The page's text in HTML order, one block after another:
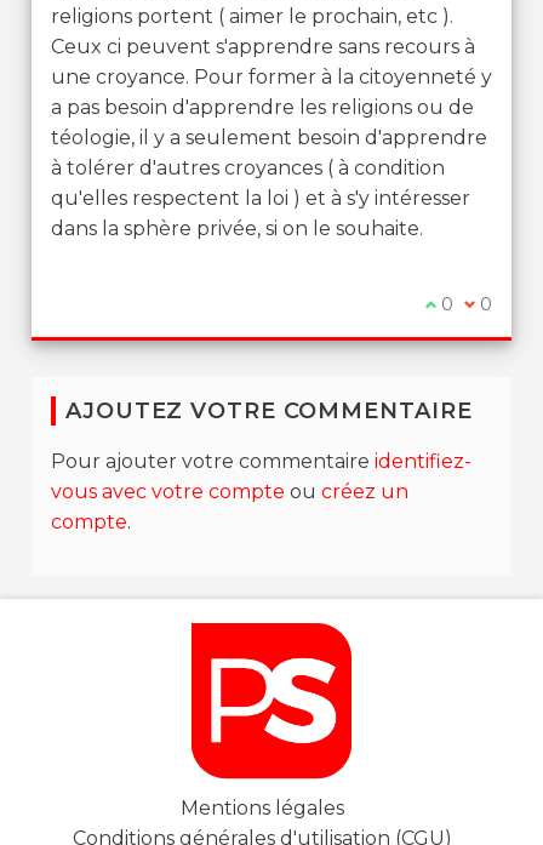
religions portent ( aimer le prochain, etc ).
Ceux ci peuvent s'apprendre sans recours à
une croyance. Pour former à la citoyenneté y
a pas besoin d'apprendre les religions ou de
téologie, il y a seulement besoin d'apprendre
à tolérer d'autres croyances ( à condition
qu'elles respectent la loi ) et à s'y intéresser
dans la sphère privée, si on le souhaite.
Je suis
0 Je ne
0
AJOUTEZ VOTRE COMMENTAIRE
Pour ajouter votre commentaire identifiez-
vous avec votre compte ou créez un
compte.
Mentions légales
Conditions générales d'utilisation (CGU)